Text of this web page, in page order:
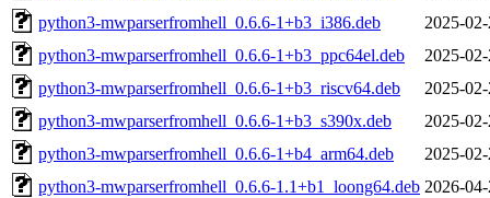
python3-mwparserfromhell_0.6.6-1+b3_i386.deb
2025-
python3-mwparserfromhell_0.6.6-1+b3_ppc64el.deb
2025-
python3-mwparserfromhell_0.6.6-1+b3_riscv64.deb
2025-
python3-mwparserfromhell_0.6.6-1+b3_s390x.deb
2025-
python3-mwparserfromhell_0.6.6-1+b4_arm64.deb
2025-
python3-mwparserfromhell_0.6.6-1.1+b1_loong64.deb 2026-